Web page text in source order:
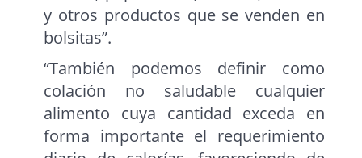
y otros productos que se venden en
bolsitas”.
“También podemos definir como
colación no saludable cualquier
alimento cuya cantidad exceda en
forma importante el requerimiento